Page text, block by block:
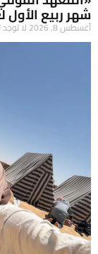
شهر ربيع الأول لعام
أغسطس 8, 2026 لا